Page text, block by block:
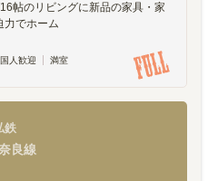
帖のリビングに新品の家具・家
力でホーム
人歓迎 満室
鉄
良線